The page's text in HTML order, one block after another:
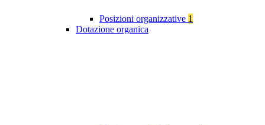
Posizioni organizzative 1
Dotazione organica